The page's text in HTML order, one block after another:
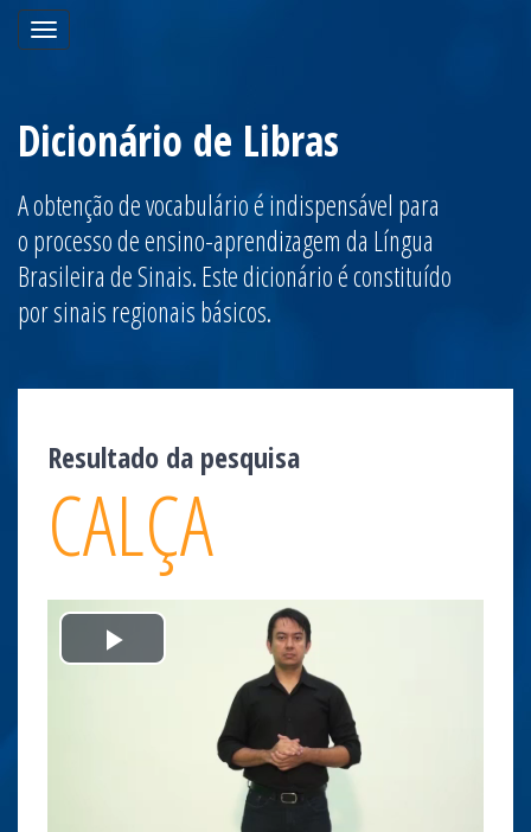
Toggle
navigation
Dicionário de Libras
A obtenção de vocabulário é indispensável para
o processo de ensino-aprendizagem da Língua
Brasileira de Sinais. Este dicionário é constituído
por sinais regionais básicos.
Resultado da pesquisa
CALÇA
Play